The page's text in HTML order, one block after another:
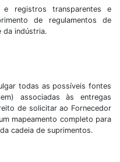
registros transparentes e
de regulamentos de
da indústria.
todas as possíveis fontes
associadas às entregas
de solicitar ao Fornecedor
mapeamento completo para
cadeia de suprimentos.